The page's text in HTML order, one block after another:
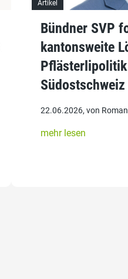
Artikel
Bündner SVP
kantonsweite
Südostschweiz
22.06.2026, von
mehr lesen